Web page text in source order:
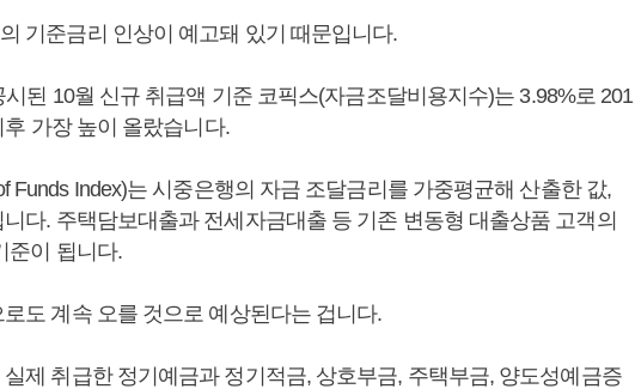
기준금리 인상이 예고돼 있기 때문입니다.
된 10월 신규 취급액 기준 코픽스(자금조달비용지수)는 3.98%로 201
가장 높이 올랐습니다.
Funds Index)는 시중은행의 자금 조달금리를 가중평균해 산출한 값,
다. 주택담보대출과 전세자금대출 등 기존 변동형 대출상품 고객의
준이 됩니다.
도 계속 오를 것으로 예상된다는 겁니다.
제 취급한 정기예금과 정기적금, 상호부금, 주택부금, 양도성예금증